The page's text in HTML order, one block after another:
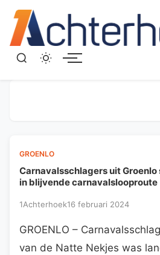
GROENLO
Carnavalsschlagers uit Groenlo
in blijvende carnavalslooproute
1Achterhoek16 februari 2024
GROENLO –
van de Natte Nekjes was